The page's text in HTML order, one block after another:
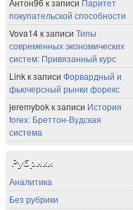
Антон96 к записи Паритет
покупательской способности
Vova14к записи Типы
современных экономических
систем: Привязанный курс
Linkк записи Форвардный и
фьючерсный рынки форекс
jeremybokк записи История
forex: Бреттон-Вудская
система
Рубрики
Аналитика
Без рубрики